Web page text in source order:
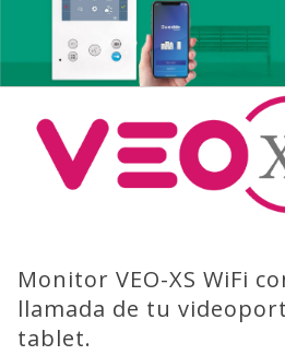
Monitor VEO-XS WiFi
llamada de tu
tablet.